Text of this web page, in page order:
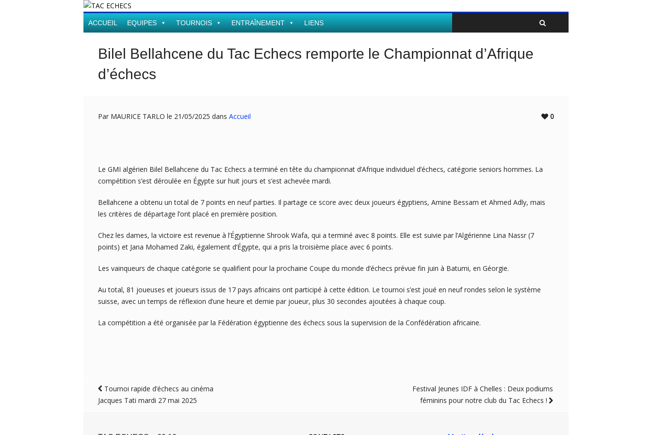
ACCUEIL EQUIPES TOURNOIS ENTRAÎNEMENT LIENS
Bilel Bellahcene du Tac Echecs remporte le Championnat d’Afrique
d’échecs
Par MAURICE TARLO le 21/05/2025 dans Accueil 0
Le GMI algérien Bilel Bellahcene du Tac Echecs a terminé en tête du championnat d’Afrique individuel d’échecs, catégorie seniors hommes. La
compétition s’est déroulée en Égypte sur huit jours et s’est achevée mardi.
Bellahcene a obtenu un total de 7 points en neuf parties. Il partage ce score avec deux joueurs égyptiens, Amine Bessam et Ahmed Adly, mais
les critères de départage l’ont placé en première position.
Chez les dames, la victoire est revenue à l’Égyptienne Shrook Wafa, qui a terminé avec 8 points. Elle est suivie par l’Algérienne Lina Nassr (7
points) et Jana Mohamed Zaki, également d’Égypte, qui a pris la troisième place avec 6 points.
Les vainqueurs de chaque catégorie se qualifient pour la prochaine Coupe du monde d’échecs prévue fin juin à Batumi, en Géorgie.
Au total, 81 joueuses et joueurs issus de 17 pays africains ont participé à cette édition. Le tournoi s’est joué en neuf rondes selon le système
suisse, avec un temps de réflexion d’une heure et demie par joueur, plus 30 secondes ajoutées à chaque coup.
La compétition a été organisée par la Fédération égyptienne des échecs sous la supervision de la Confédération africaine.
Tournoi rapide d’échecs au cinéma
Jacques Tati mardi 27 mai 2025
Festival Jeunes IDF à Chelles : Deux podiums
féminins pour notre club du Tac Echecs !